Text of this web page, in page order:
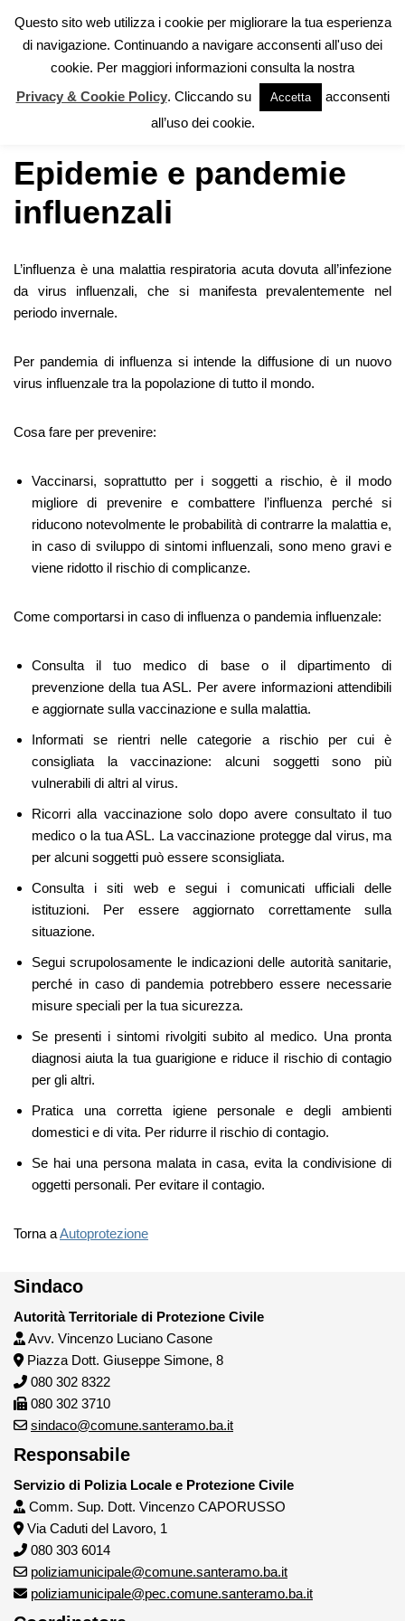
Vai
contenuto
»Epidemie e pandemie influenzali
Epidemie e pandemie
influenzali
L’influenza è una malattia respiratoria acuta dovuta all’infezione
da virus influenzali, che si manifesta prevalentemente nel
periodo invernale.
Per pandemia di influenza si intende la diffusione di un nuovo
virus influenzale tra la popolazione di tutto il mondo.
Cosa fare per prevenire:
Vaccinarsi, soprattutto per i soggetti a rischio, è il modo
migliore di prevenire e combattere l’influenza perché si
riducono notevolmente le probabilità di contrarre la malattia e,
in caso di sviluppo di sintomi influenzali, sono meno gravi e
viene ridotto il rischio di complicanze.
Come comportarsi in caso di influenza o pandemia influenzale:
Consulta il tuo medico di base o il dipartimento di
prevenzione della tua ASL. Per avere informazioni attendibili
e aggiornate sulla vaccinazione e sulla malattia.
Informati se rientri nelle categorie a rischio per cui è
consigliata la vaccinazione: alcuni soggetti sono più
vulnerabili di altri al virus.
Ricorri alla vaccinazione solo dopo avere consultato il tuo
medico o la tua ASL. La vaccinazione protegge dal virus, ma
per alcuni soggetti può essere sconsigliata.
Consulta i siti web e segui i comunicati ufficiali delle
istituzioni. Per essere aggiornato correttamente sulla
situazione.
Segui scrupolosamente le indicazioni delle autorità sanitarie,
perché in caso di pandemia potrebbero essere necessarie
misure speciali per la tua sicurezza.
Se presenti i sintomi rivolgiti subito al medico. Una pronta
diagnosi aiuta la tua guarigione e riduce il rischio di contagio
per gli altri.
Pratica una corretta igiene personale e degli ambienti
domestici e di vita. Per ridurre il rischio di contagio.
Se hai una persona malata in casa, evita la condivisione di
oggetti personali. Per evitare il contagio.
Torna aAutoprotezione
Sindaco
Autorità Territoriale di Protezione Civile
Avv. Vincenzo Luciano Casone
Piazza Dott. Giuseppe Simone, 8
080 302 8322
080 302 3710
sindaco@comune.santeramo.ba.it
Responsabile
Servizio di Polizia Locale e Protezione Civile
Comm. Sup. Dott. Vincenzo CAPORUSSO
Via Caduti del Lavoro, 1
080 303 6014
poliziamunicipale@comune.santeramo.ba.it
poliziamunicipale@pec.comune.santeramo.ba.it
Questo sito web utilizza i cookie per migliorare la tua esperienza
di navigazione. Continuando a navigare acconsenti all'uso dei
cookie. Per maggiori informazioni consulta la nostra
Privacy & Cookie Policy. Cliccando su Accetta
acconsenti
all’uso dei cookie.